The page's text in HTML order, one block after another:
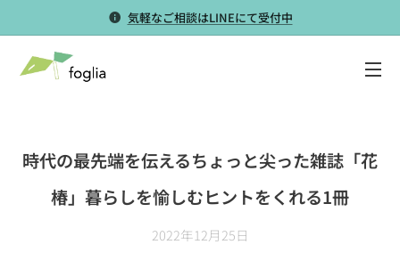
気軽なご相談はLINEにて受付中
時代の最先端を伝えるちょっと尖った雑誌「花
椿」暮らしを愉しむヒントをくれる1冊
2022年12月25日